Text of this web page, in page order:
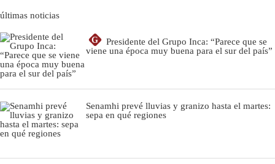
últimas noticias
G
Presidente del Grupo Inca: “Parece que se
viene una época muy buena para el sur del país”
Senamhi prevé lluvias y granizo hasta el martes:
sepa en qué regiones